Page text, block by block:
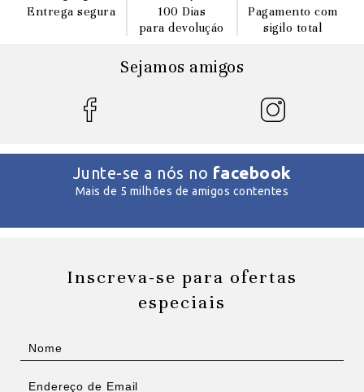
Entrega segura
100 Dias
para devoluçáo
Pagamento com
sigilo total
Sejamos amigos
Junte-se a nós no facebook
Mais de 5 milhões de amigos contentes
Inscreva-se para ofertas
especiais